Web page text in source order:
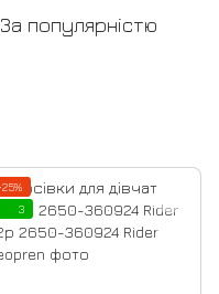
За популярністю
3